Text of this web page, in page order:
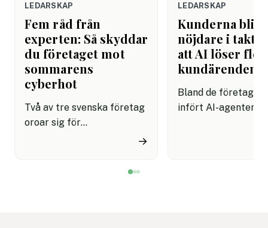
LEDARSKAP
Fem råd från
experten: Så skyddar
du företaget mot
sommarens
cyberhot
Två av tre svenska företag
oroar sig för
innebär semestertider med
→
LEDARSKAP
Kunderna blir
nöjdare i takt
att AI löser fler
kundärenden
Bland de företag
infört AI-agenter i